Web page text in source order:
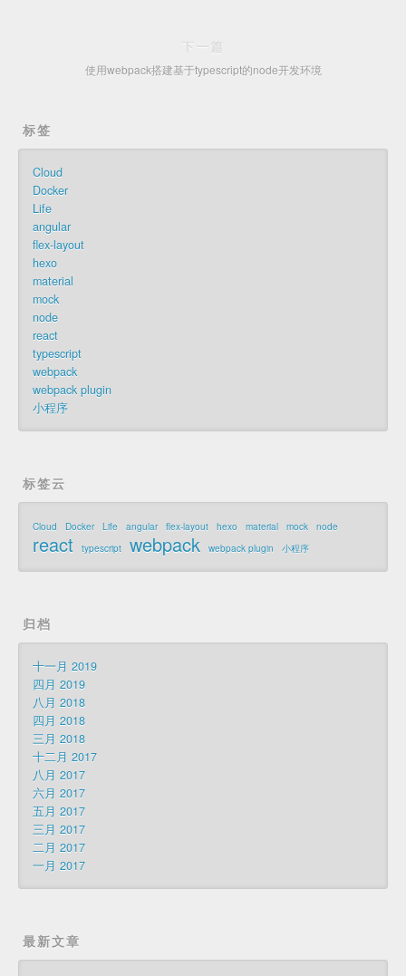
下一篇
使用webpack搭建基于typescript的node开发环境
标签
Cloud
Docker
Life
angular
flex-layout
hexo
material
mock
node
react
typescript
webpack
webpack plugin
小程序
标签云
Cloud Docker Life angular flex-layout hexo material mock node
react typescript webpack webpack plugin 小程序
归档
十一月 2019
四月 2019
八月 2018
四月 2018
三月 2018
十二月 2017
八月 2017
六月 2017
五月 2017
三月 2017
二月 2017
一月 2017
最新文章